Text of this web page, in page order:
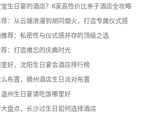
生日宴的酒店？6家高性价比亲子酒店全攻略
：从云端浪漫到胡同烟火，打造专属仪式感
荐：私密性与仪式感并存的顶级之选
：打造难忘的庆典时光
好，沈阳生日宴会酒店排行榜
布置，赣州酒店生日派对布置
州生日宴请吃饭哪里好
盘点，长沙过生日如何选择酒店